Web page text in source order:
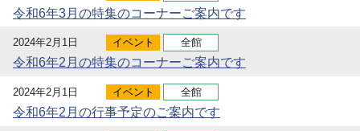
令和6年3月の特集のコーナーご案内です
2024年2月1日 イベント 全館
令和6年2月の特集のコーナーご案内です
2024年2月1日 イベント 全館
令和6年2月の行事予定のご案内です